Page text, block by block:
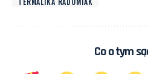
Co o tym